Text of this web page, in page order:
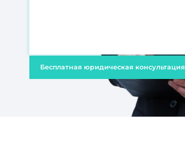
Бесплатная юридическая консультация